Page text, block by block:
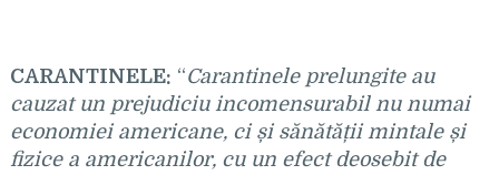
CARANTINELE: “Carantinele prelungite au
cauzat un prejudiciu incomensurabil nu numai
economiei americane, ci și sănătății mintale și
fizice a americanilor, cu un efect deosebit de